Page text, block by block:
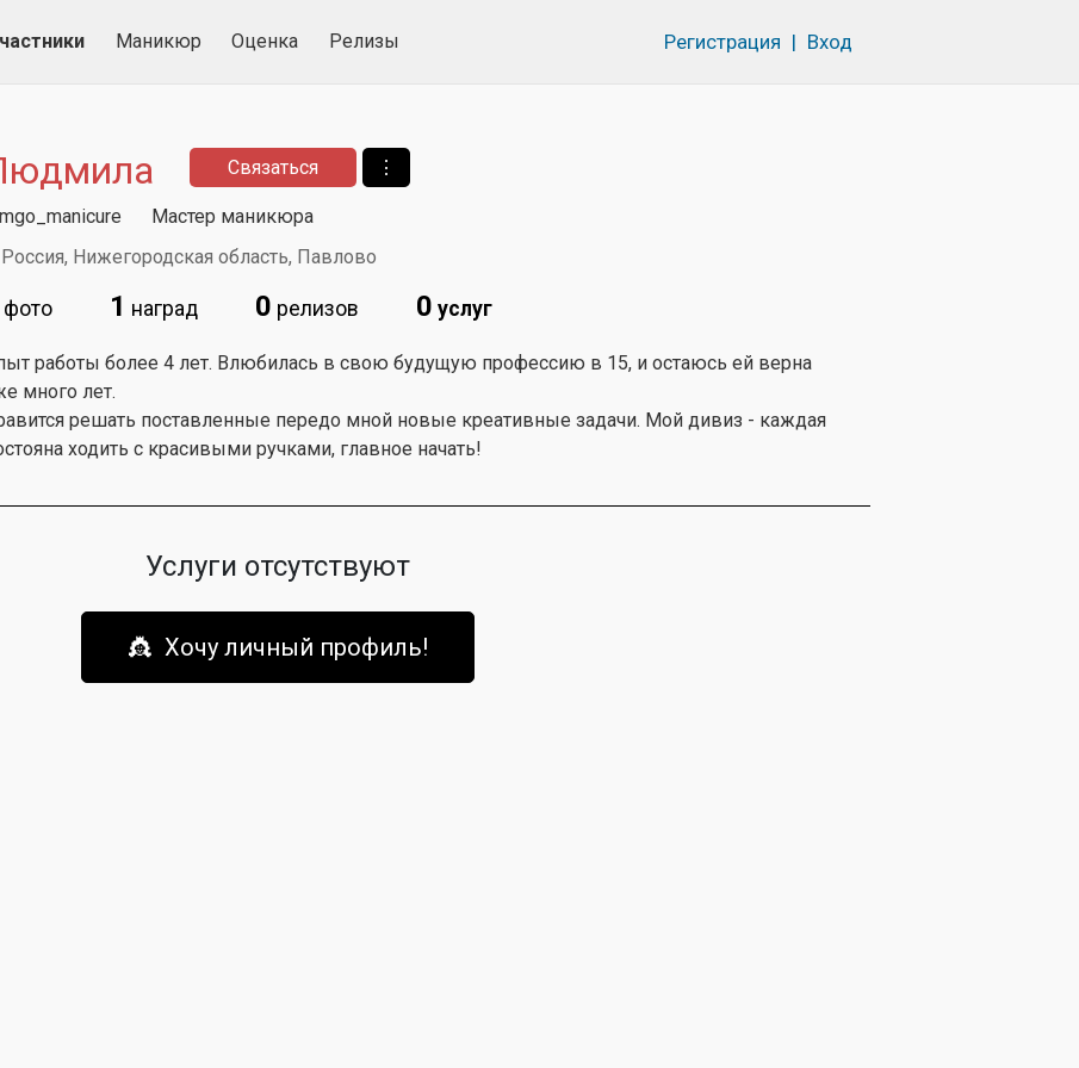
Маникюр Оценка Релизы Регистрация | Вход
Связаться ⋮
Мастер маникюра
Россия, Нижегородская область, Павлово
1 наград 0 релизов 0 услуг
работы более 4 лет. Влюбилась в свою будущую профессию в 15, и остаюсь ей верна
много лет.
решать поставленные передо мной новые креативные задачи. Мой дивиз - каждая
ходить с красивыми ручками, главное начать!
Услуги отсутствуют
👸 Хочу личный профиль!